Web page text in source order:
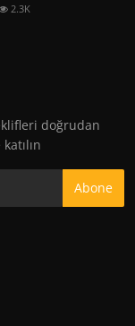
2.3K
doğrudan
Abone